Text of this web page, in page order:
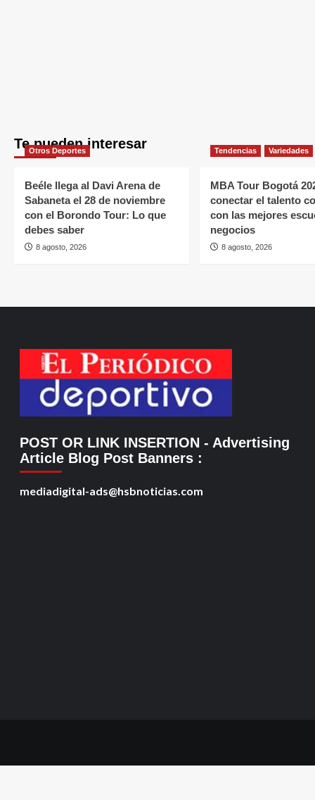
Te pueden interesar
Otros Deportes
Beéle llega al Davi Arena de
Sabaneta el 28 de noviembre
con el Borondo Tour: Lo que
debes saber
8 agosto, 2026
Tendencias Variedades
MBA Tour Bogotá
conectar el talento
con las mejores
negocios
8 agosto, 2026
POST OR LINK INSERTION - Advertising
Article Blog Post Banners :
mediadigital-ads@hsbnoticias.com